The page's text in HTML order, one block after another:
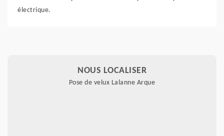
électrique.
NOUS LOCALISER
Pose de velux Lalanne Arque